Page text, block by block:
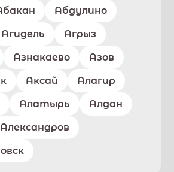
Абдулино
Агидель Агрыз
Азнакаево Азов
Аксай Алагир
Алатырь Алдан
Александров